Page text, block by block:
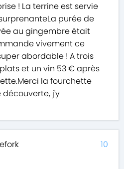
! La terrine est servie
purée de
au gingembre était
vivement ce
abordable ! A trois
et un vin 53 € après
la fourchette
j'y
10